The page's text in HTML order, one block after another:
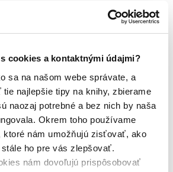
cookies a kontaktnými údajmi?
sa na našom webe správate, a
najlepšie tipy na knihy, zbierame
naozaj potrebné a bez nich by naša
Okrem toho používame
ktoré nám umožňujú zisťovať, ako
ho pre vás zlepšovať.
nám dovoľujú prispôsobovať
(1 titul) Carpe Momentum1